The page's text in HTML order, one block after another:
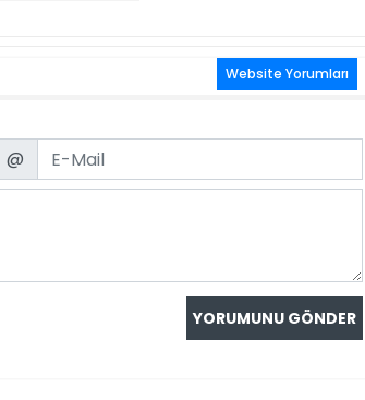
Website Yorumları
Email
@